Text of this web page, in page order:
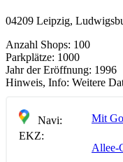
04209 Leipzig,
Anzahl Shops: 100
Parkplätze: 1000
Jahr der Eröffnung: 1996
Hinweis, Info: Weitere
Navi:
Mit
EKZ:
Allee-